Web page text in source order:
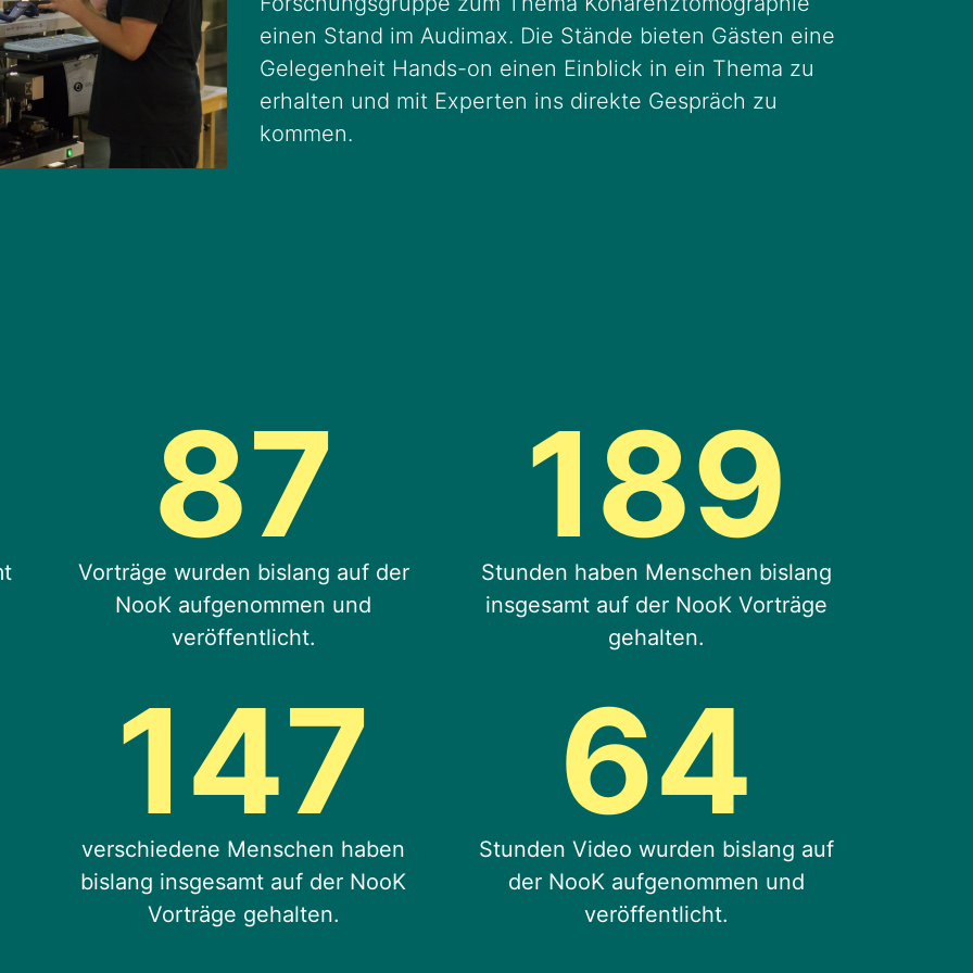
einen Stand im Audimax. Die Stände bieten Gästen eine
Gelegenheit Hands-on einen Einblick in ein Thema zu
erhalten und mit Experten ins direkte Gespräch zu
kommen.
87
Vorträge wurden bislang auf der
NooK aufgenommen und
veröffentlicht.
189
Stunden haben Menschen bislang
insgesamt auf der NooK Vorträge
gehalten.
147
verschiedene Menschen haben
bislang insgesamt auf der NooK
Vorträge gehalten.
64
Stunden Video wurden bislang auf
der NooK aufgenommen und
veröffentlicht.